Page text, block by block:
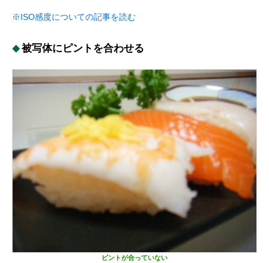
※ISO感度についての記事を読む
被写体にピントを合わせる
ピントが合っていない